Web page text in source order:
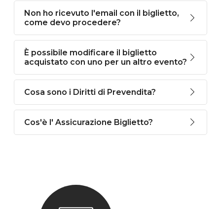
Non ho ricevuto l'email con il biglietto,
come devo procedere?
È possibile modificare il biglietto
acquistato con uno per un altro evento?
Cosa sono i Diritti di Prevendita?
Cos'è l' Assicurazione Biglietto?